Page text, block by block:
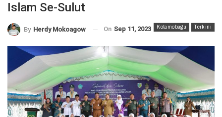
Islam Se-Sulut
Kotamobagu Terkini
By Herdy Mokoagow On Sep 11, 2023